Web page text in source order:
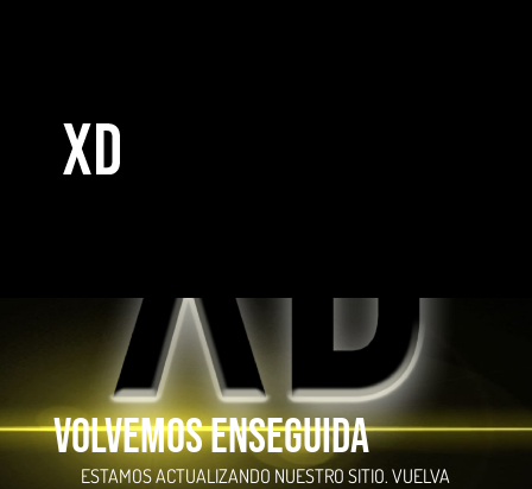
Volvemos enseguida
ESTAMOS ACTUALIZANDO NUESTRO SITIO. VUELVA